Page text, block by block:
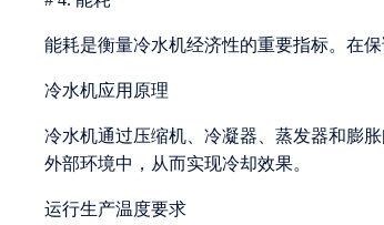
能耗是衡量冷水机经济性的重要指标。在
冷水机应用原理
冷水机通过压缩机、冷凝器、蒸发器和膨
外部环境中，从而实现冷却效果。
运行生产温度要求